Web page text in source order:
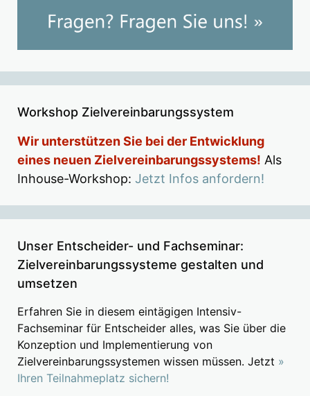
Workshop Zielvereinbarungssystem
Wir unterstützen Sie bei der Entwicklung
eines neuen Zielvereinbarungssystems! Als
Inhouse-Workshop: Jetzt Infos anfordern!
Unser Entscheider- und Fachseminar:
Zielvereinbarungssysteme gestalten und
umsetzen
Erfahren Sie in diesem eintägigen Intensiv-
Fachseminar für Entscheider alles, was Sie über die
Konzeption und Implementierung von
Zielvereinbarungssystemen wissen müssen. Jetzt »
Ihren Teilnahmeplatz sichern!